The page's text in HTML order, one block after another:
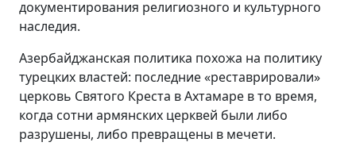
документирования религиозного и культурного
наследия.
Азербайджанская политика похожа на политику
турецких властей: последние «реставрировали»
церковь Святого Креста в Ахтамаре в то время,
когда сотни армянских церквей были либо
разрушены, либо превращены в мечети.